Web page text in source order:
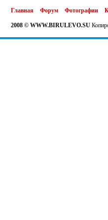
Главная Форум Фотографии
2008 © WWW.BIRULEVO.SU